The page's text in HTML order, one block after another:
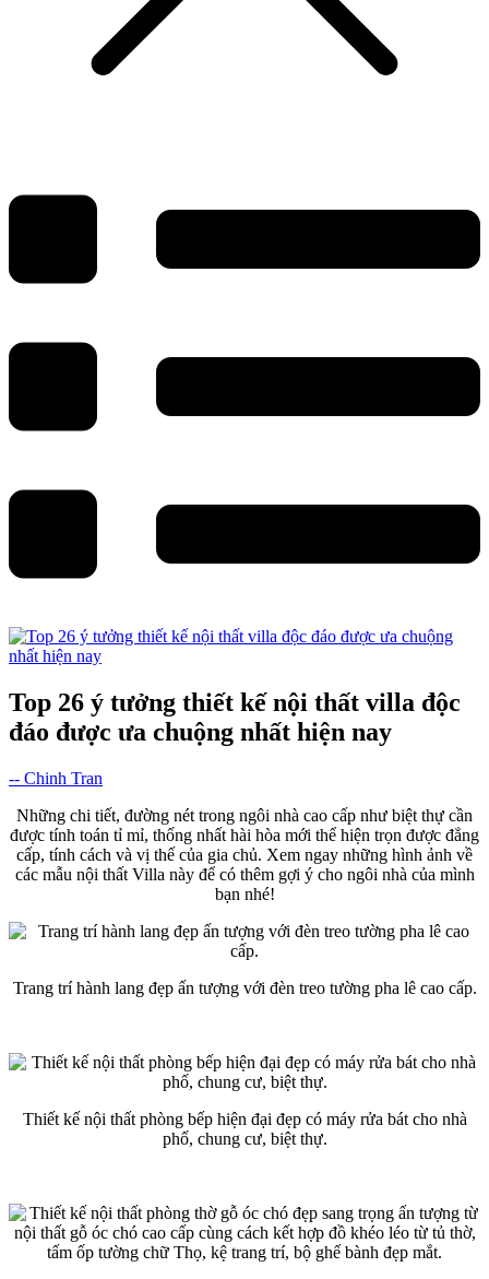
Top 26 ý tưởng thiết kế nội thất villa độc
đáo được ưa chuộng nhất hiện nay
-- Chinh Tran
Những chi tiết, đường nét trong ngôi nhà cao cấp như biệt thự cần
được tính toán tỉ mỉ, thống nhất hài hòa mới thể hiện trọn được đẳng
cấp, tính cách và vị thế của gia chủ. Xem ngay những hình ảnh về
các mẫu nội thất Villa này để có thêm gợi ý cho ngôi nhà của mình
bạn nhé!
Trang trí hành lang đẹp ấn tượng với đèn treo tường pha lê cao cấp.
Thiết kế nội thất phòng bếp hiện đại đẹp có máy rửa bát cho nhà
phố, chung cư, biệt thự.